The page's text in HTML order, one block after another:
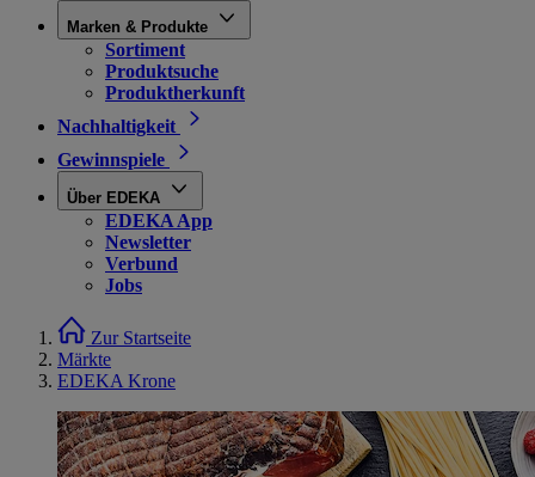
Marken & Produkte
Sortiment
Produktsuche
Produktherkunft
Nachhaltigkeit
Gewinnspiele
Über EDEKA
EDEKA App
Newsletter
Verbund
Jobs
Zur Startseite
Märkte
EDEKA Krone